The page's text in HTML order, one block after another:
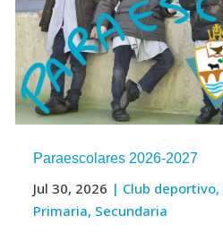
Paraescolares 2026-2027
Jul 30, 2026 | Club deportivo,
Primaria, Secundaria